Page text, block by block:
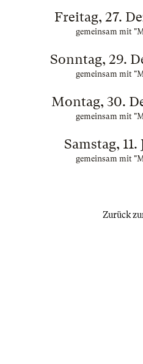
Freitag, 27.
gemeinsam mit
Sonntag, 29.
gemeinsam mit
Montag, 30.
gemeinsam mit
Samstag, 11.
gemeinsam mit
Zurück